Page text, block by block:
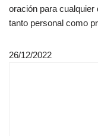
oración para cualquier
tanto personal como
26/12/2022